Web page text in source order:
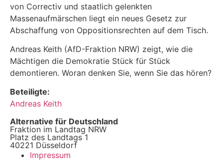
von Correctiv und staatlich gelenkten
Massenaufmärschen liegt ein neues Gesetz zur
Abschaffung von Oppositionsrechten auf dem Tisch.
Andreas Keith (AfD-Fraktion NRW) zeigt, wie die
Mächtigen die Demokratie Stück für Stück
demontieren. Woran denken Sie, wenn Sie das hören?
Beteiligte:
Andreas Keith
Alternative für Deutschland
Fraktion im Landtag NRW
Platz des Landtags 1
40221 Düsseldorf
Impressum